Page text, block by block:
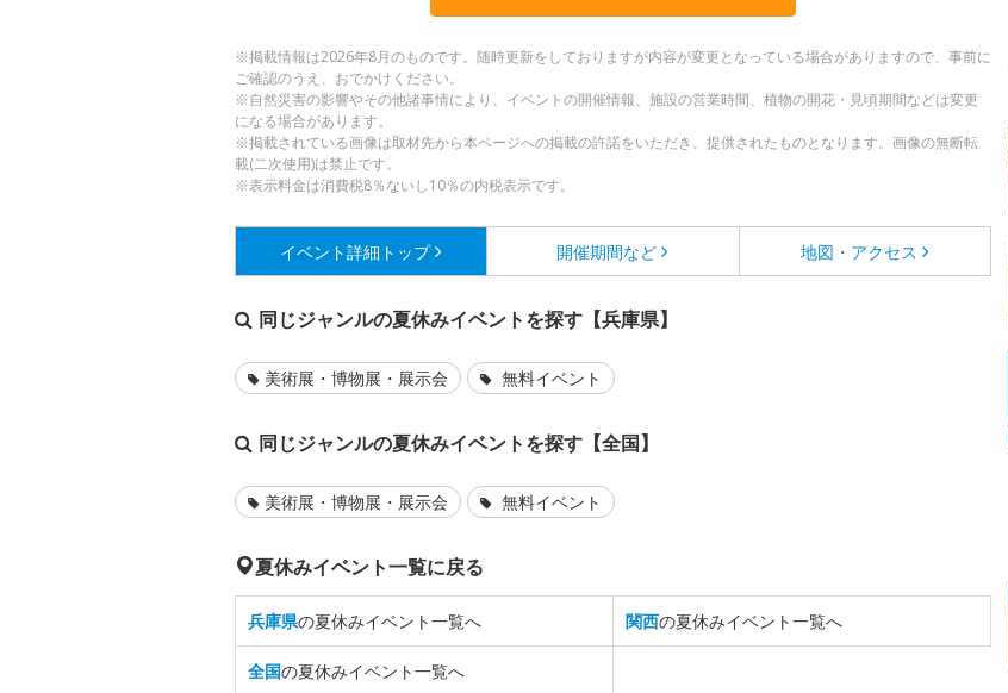
※掲載情報は2026年8月のものです。随時更新をしておりますが内容が変更となっている場合がありますので、事前に
ご確認のうえ、おでかけください。
※自然災害の影響やその他諸事情により、イベントの開催情報、施設の営業時間、植物の開花・見頃期間などは変更
になる場合があります。
※掲載されている画像は取材先から本ページへの掲載の許諾をいただき、提供されたものとなります。画像の無断転
載(二次使用)は禁止です。
※表示料金は消費税8％ないし10％の内税表示です。
イベント詳細 トップ 開催期間など 地図・アクセス
同じジャンルの夏休みイベントを探す【兵庫県】
美術展・博物展・展示会 無料イベント
同じジャンルの夏休みイベントを探す【全国】
美術展・博物展・展示会 無料イベント
夏休みイベント一覧に戻る
兵庫県の夏休みイベント一覧へ 関西の夏休みイベント一覧へ
全国の夏休みイベント一覧へ